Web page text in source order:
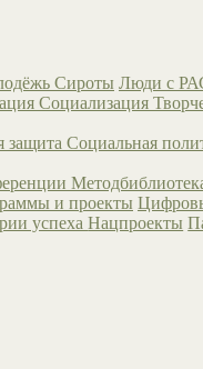
Сироты Люди с
Социализация
защита Социальная
и проекты
успехаНацпроекты